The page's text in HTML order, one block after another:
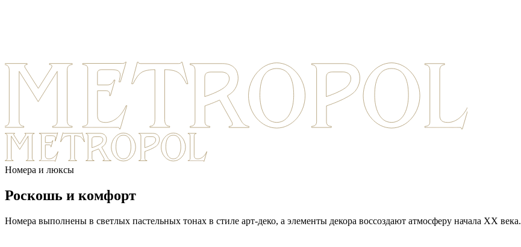
Номера и люксы
Роскошь и комфорт
Номера выполнены в светлых пастельных тонах в стиле арт-деко, а элементы декора воссоздают атмосферу начала XX века.